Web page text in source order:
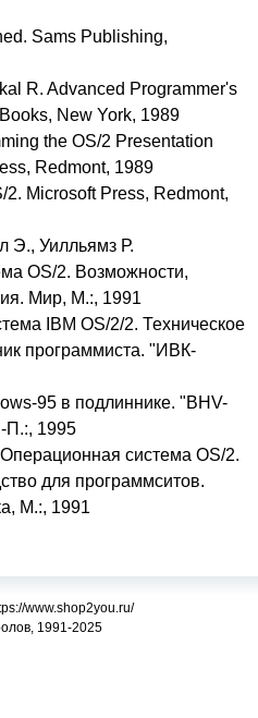
Sams Publishing,
R. Advanced Programmer's
New York, 1989
the OS/2 Presentation
Redmont, 1989
2. Microsoft Press, Redmont,
Э., Уилльямз Р.
OS/2. Возможности,
Мир, М.:, 1991
IBM OS/2/2. Техническое
программиста. "ИВК-
95 в подлиннике. "BHV-
П.:, 1995
система OS/2.
для программситов.
М.:, 1991
www.shop2you.ru/
1991-2025